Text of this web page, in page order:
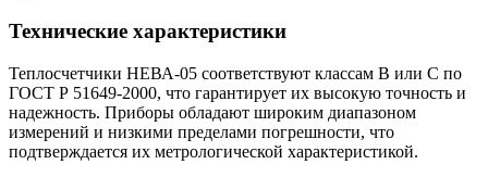
Технические характеристики
Теплосчетчики НЕВА-05 соответствуют классам В или С по
ГОСТ Р 51649-2000, что гарантирует их высокую точность и
надежность. Приборы обладают широким диапазоном
измерений и низкими пределами погрешности, что
подтверждается их метрологической характеристикой.